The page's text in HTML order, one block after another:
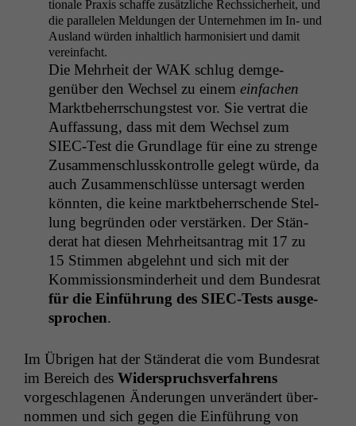
tionale Prax­is schaffe zusät­zliche Rechssicher­heit, und
die par­al­le­len Mel­dun­gen der Unternehmen im In- und
Aus­land wür­den inhaltlich har­mon­isiert und damit
vere­in­facht.
Die Mehrheit der WAK schlug demge­
genüber den Wech­sel zu einem ein­fachen
Mark­t­be­herrschung­stest vor. Sie ver­trat die
Auf­fas­sung, dass mit dem Wech­sel zum
SIEC-Test die Grund­lage für eine zu strenge
Zusam­men­schlusskon­trolle gelegt würde, da
auch Zusam­men­schlüsse unter­sagt wer­den
kön­nten, die keine mark­t­be­herrschende Stel­
lung begrün­den oder ver­stärken. Der Stän­
der­at hat diesen Mehrheit­santrag mit 17 zu
15 Stim­men abgelehnt und sich mit der
Kom­mis­sion­s­min­der­heit und dem Bun­desrat
für die Ein­führung des SIEC-Tests aus­ge­
sprochen.
Im Übri­gen hat der Stän­der­at die vom Bun­desrat
im Bere­ich des Wider­spruchsver­fahrens
vorgeschla­ge­nen Änderun­gen unverän­dert über­
nom­men und sich gegen die Ein­führung von